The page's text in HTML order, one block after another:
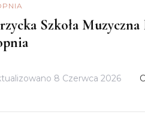
Szkoła Muzyczna
8 Czerwca 2026